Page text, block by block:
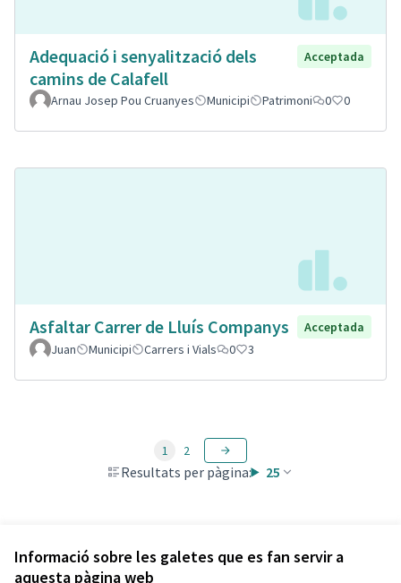
Informació sobre les galetes que es fan servir a
aquesta pàgina web
Adequació i senyalització dels
camins de Calafell
Acceptada
Arnau Josep Pou Cruanyes Municipi Patrimoni 0 0
Asfaltar Carrer de Lluís Companys
Acceptada
Juan
Municipi Carrers i Vials 0 3
Resultats per pàgina: 25
1 2
Veure totes les propostes retirades